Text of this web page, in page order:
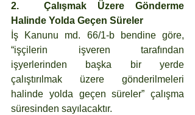
2.	Çalışmak Üzere Gönderme
Halinde Yolda Geçen Süreler
İş Kanunu md. 66/1-b bendine göre,
“işçilerin işveren tarafından
işyerlerinden başka bir yerde
çalıştırılmak üzere gönderilmeleri
halinde yolda geçen süreler” çalışma
süresinden sayılacaktır.